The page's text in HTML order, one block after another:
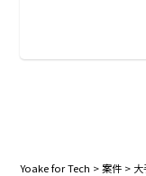
Yoake for Tech >案件 >